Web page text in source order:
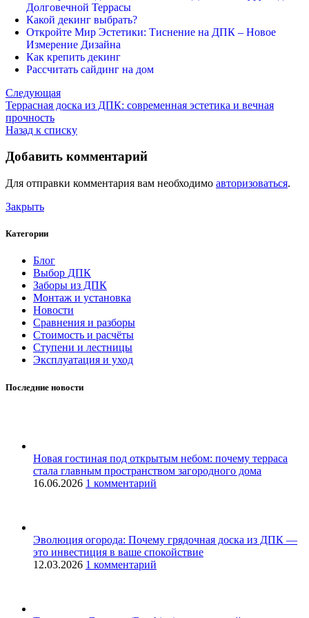
Долговечной Террасы
Какой декинг выбрать?
Откройте Мир Эстетики: Тиснение на ДПК – Новое
Измерение Дизайна
Как крепить декинг
Рассчитать сайдинг на дом
Следующая
Террасная доска из ДПК: современная эстетика и вечная
прочность
Назад к списку
Добавить комментарий
Для отправки комментария вам необходимо авторизоваться.
Закрыть
Категории
Блог
Выбор ДПК
Заборы из ДПК
Монтаж и установка
Новости
Сравнения и разборы
Стоимость и расчёты
Ступени и лестницы
Эксплуатация и уход
Последние новости
Новая гостиная под открытым небом: почему терраса
стала главным пространством загородного дома
16.06.2026 1 комментарий
Эволюция огорода: Почему грядочная доска из ДПК —
это инвестиция в ваше спокойствие
12.03.2026 1 комментарий